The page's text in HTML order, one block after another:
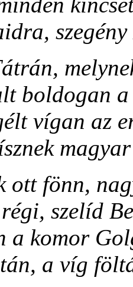
boldogan
vígan az
magyar
ott fönn,
szelíd
a komor
a víg